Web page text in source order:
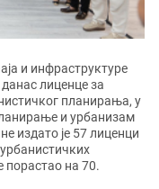
и инфраструктуре
лиценце за
планирања, у
и урбанизам
издато је 57 лиценци
порастао на 70.